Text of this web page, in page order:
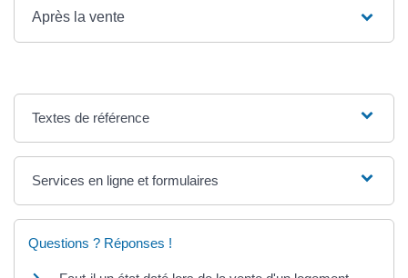
Après la vente
Textes de référence
Services en ligne et formulaires
Questions ? Réponses !